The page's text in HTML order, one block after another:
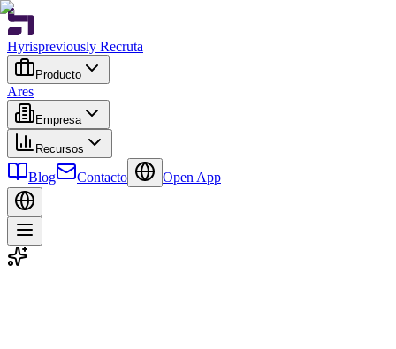
Hyrispreviously Recruta
Producto
Ares
Empresa
Recursos
Blog Contacto Open App